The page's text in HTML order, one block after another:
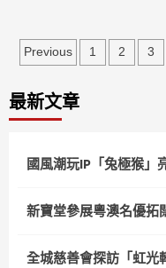
文
分
Previous 1 2 3
最新文章
國風潮玩IP「兔極猴」
新寶堂參展粵澳名優拓
全城慈善會探訪「虹光